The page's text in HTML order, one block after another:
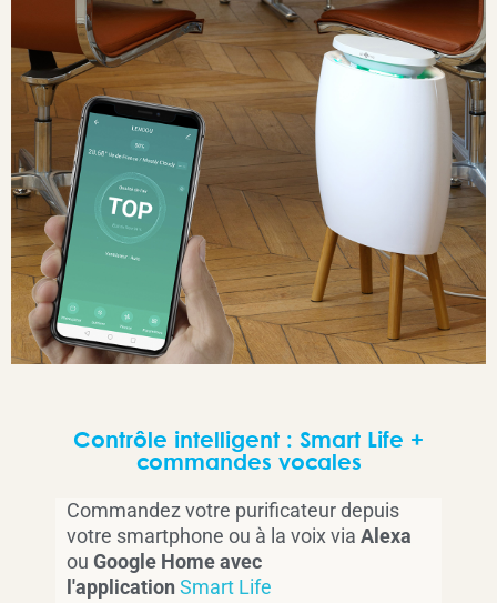
Contrôle intelligent : Smart Life +
commandes vocales
Commandez votre purificateur depuis
votre smartphone ou à la voix via Alexa
ou Google Home avec
l'applicationSmart Life